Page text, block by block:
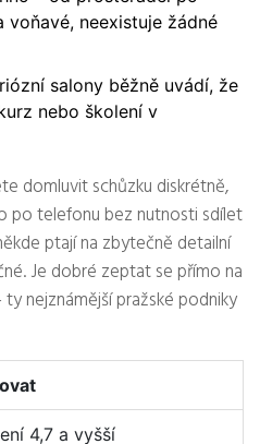
neexistuje žádné
salony běžně uvádí, že
nebo školení v
domluvit schůzku diskrétně,
po telefonu bez nutnosti sdílet
ptají na zbytečně detailní
Je dobré zeptat se přímo na
nejznámější pražské podniky
4,7 a vyšší